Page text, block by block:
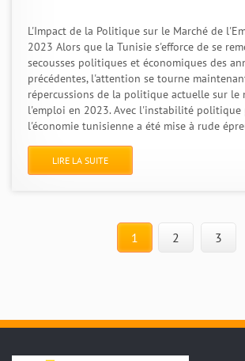
L'Impact de la Politique sur le Marché de
2023 Alors que la Tunisie s'efforce de se
secousses politiques et économiques des
précédentes, l'attention se tourne
répercussions de la politique actuelle sur le
l'emploi en 2023. Avec l'instabilité politique
l'économie tunisienne a été mise à rude
LIRE LA SUITE
1 2 3